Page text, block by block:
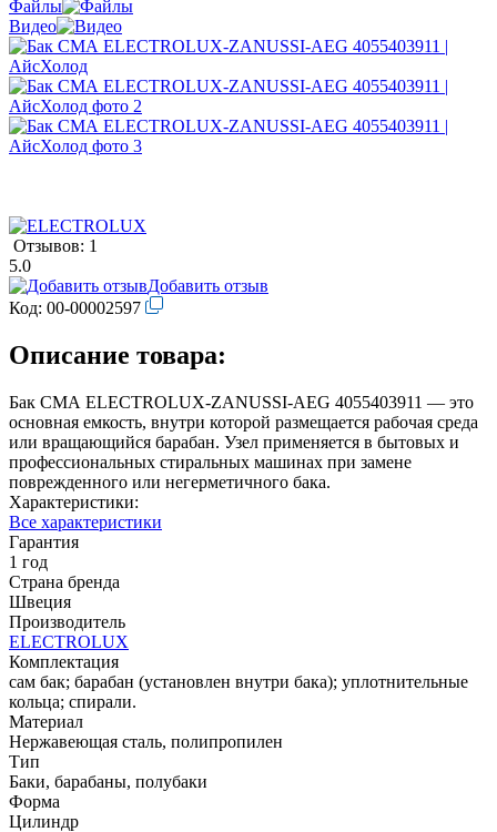
Файлы
Видео
Отзывов: 1
5.0
Добавить отзыв
Код: 00-00002597
Описание товара:
Бак СМА ELECTROLUX-ZANUSSI-AEG 4055403911 — это
основная емкость, внутри которой размещается рабочая среда
или вращающийся барабан. Узел применяется в бытовых и
профессиональных стиральных машинах при замене
поврежденного или негерметичного бака.
Характеристики:
Все характеристики
Гарантия
1 год
Страна бренда
Швеция
Производитель
ELECTROLUX
Комплектация
сам бак; барабан (установлен внутри бака); уплотнительные
кольца; спирали.
Материал
Нержавеющая сталь, полипропилен
Тип
Баки, барабаны, полубаки
Форма
Цилиндр